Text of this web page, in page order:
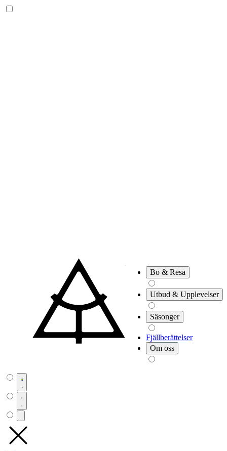
Bo & Resa
Utbud & Upplevelser
Säsonger
Fjällberättelser
Om oss